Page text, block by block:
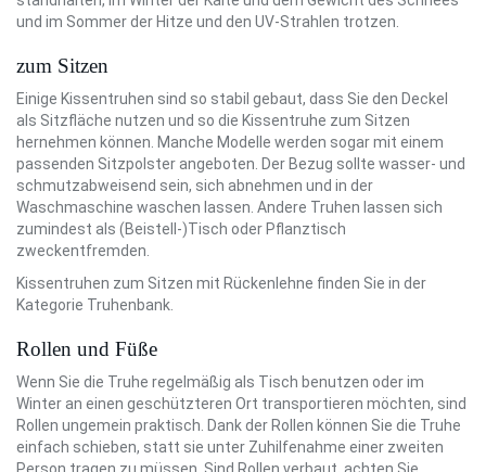
und im Sommer der Hitze und den UV-Strahlen trotzen.
zum Sitzen
Einige Kissentruhen sind so stabil gebaut, dass Sie den Deckel
als Sitzfläche nutzen und so die Kissentruhe zum Sitzen
hernehmen können. Manche Modelle werden sogar mit einem
passenden Sitzpolster angeboten. Der Bezug sollte wasser- und
schmutzabweisend sein, sich abnehmen und in der
Waschmaschine waschen lassen. Andere Truhen lassen sich
zumindest als (Beistell-)Tisch oder Pflanztisch
zweckentfremden.
Kissentruhen zum Sitzen mit Rückenlehne finden Sie in der
Kategorie Truhenbank.
Rollen und Füße
Wenn Sie die Truhe regelmäßig als Tisch benutzen oder im
Winter an einen geschützteren Ort transportieren möchten, sind
Rollen ungemein praktisch. Dank der Rollen können Sie die Truhe
einfach schieben, statt sie unter Zuhilfenahme einer zweiten